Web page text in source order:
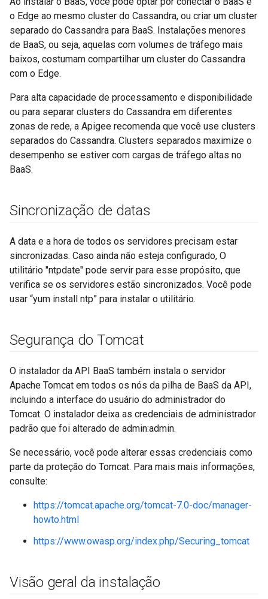
o Edge ao mesmo cluster do Cassandra, ou criar um cluster
separado do Cassandra para BaaS. Instalações menores
de BaaS, ou seja, aquelas com volumes de tráfego mais
baixos, costumam compartilhar um cluster do Cassandra
com o Edge.
Para alta capacidade de processamento e disponibilidade
ou para separar clusters do Cassandra em diferentes
zonas de rede, a Apigee recomenda que você use clusters
separados do Cassandra. Clusters separados maximize o
desempenho se estiver com cargas de tráfego altas no
BaaS.
Sincronização de datas
A data e a hora de todos os servidores precisam estar
sincronizadas. Caso ainda não esteja configurado, O
utilitário "ntpdate" pode servir para esse propósito, que
verifica se os servidores estão sincronizados. Você pode
usar “yum install ntp” para instalar o utilitário.
Segurança do Tomcat
O instalador da API BaaS também instala o servidor
Apache Tomcat em todos os nós da pilha de BaaS da API,
incluindo a interface do usuário do administrador do
Tomcat. O instalador deixa as credenciais de administrador
padrão que foi alterado de admin:admin.
Se necessário, você pode alterar essas credenciais como
parte da proteção do Tomcat. Para mais mais informações,
consulte:
https://tomcat.apache.org/tomcat-7.0-doc/manager-
howto.html
https://www.owasp.org/index.php/Securing_tomcat
Visão geral da instalação